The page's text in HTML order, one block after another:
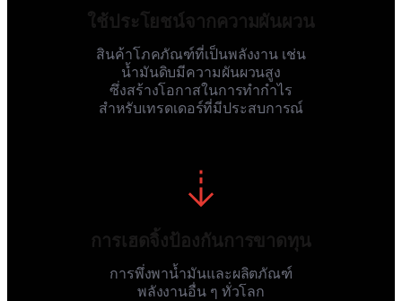
ใช้ประโยชน์จากความผันผวน
สินค้าโภคภัณฑ์ที่เป็นพลังงาน เช่น
น้ำมันดิบมีความผันผวนสูง
ซึ่งสร้างโอกาสในการทำกำไร
สำหรับเทรดเดอร์ที่มีประสบการณ์
การเฮดจิ้งป้องกันการขาดทุน
การพึ่งพาน้ำมันและผลิตภัณฑ์
พลังงานอื่น ๆ ทั่วโลก